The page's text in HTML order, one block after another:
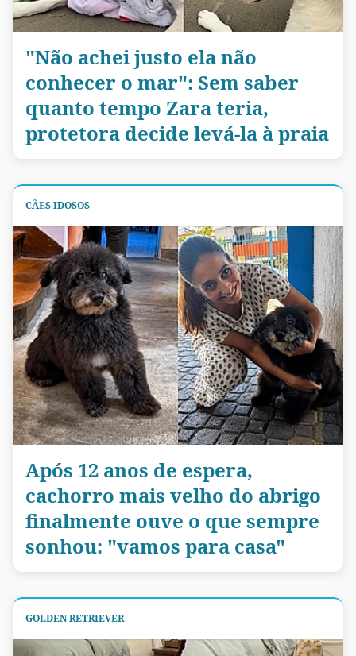
"Não achei justo ela não
conhecer o mar": Sem saber
quanto tempo Zara teria,
protetora decide levá-la à praia
CÃES IDOSOS
Após 12 anos de espera,
cachorro mais velho do abrigo
finalmente ouve o que sempre
sonhou: "vamos para casa"
GOLDEN RETRIEVER